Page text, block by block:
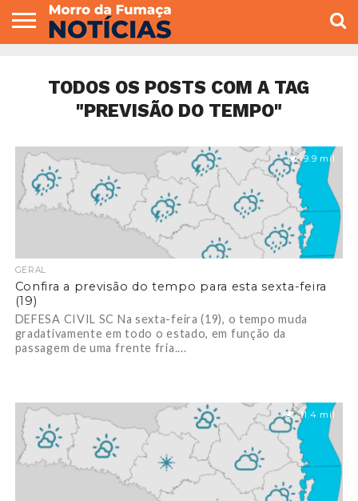
VEREADORES
TODOS OS POSTS COM A TAG
"PREVISÃO DO TEMPO"
9.9 mil
GERAL
Confira a previsão do tempo para esta sexta-feira
(19)
DEFESA CIVIL SC Na sexta-feira (19), o tempo muda
gradativamente em todo o estado, em função da
passagem de uma frente fria....
11.4 mil